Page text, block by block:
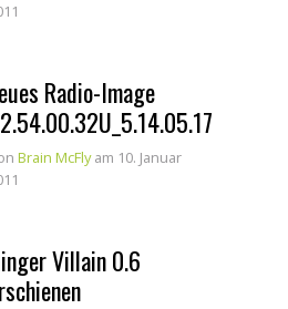
Radio-Image
Brain McFly am 10. Januar
Villain 0.6